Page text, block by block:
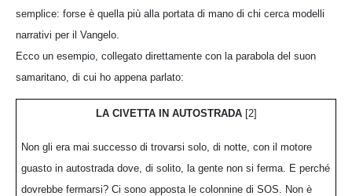
semplice: forse è quella più alla portata di mano di chi cerca modelli
narrativi per il Vangelo.
Ecco un esempio, collegato direttamente con la parabola del suon
samaritano, di cui ho appena parlato:
LA CIVETTA IN AUTOSTRADA [2]
Non gli era mai successo di trovarsi solo, di notte, con il motore
guasto in autostrada dove, di solito, la gente non si ferma. E perché
dovrebbe fermarsi? Ci sono apposta le colonnine di SOS. Non è